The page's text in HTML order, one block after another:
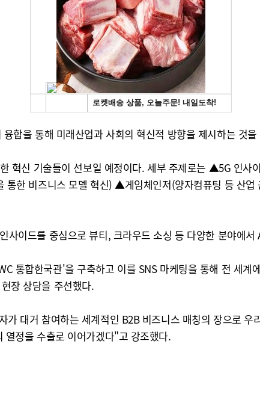
합을 통해 미래산업과 사회의 혁신적 방향을 제시하는 것
혁신 기술들이 선보일 예정이다. 세부 주제로는 ▲5G 인
한 비즈니스 모델 혁신) ▲게임체인저(양자컴퓨팅 등 산
이드를 중심으로 뷰티, 크라우드 소싱 등 다양한 분야에
통합한국관'을 구축하고 이를 SNS 마케팅을 통해 전 세
장 상담을 주선했다.
대거 참여하는 세계적인 B2B 비즈니스 매칭의 장으로
정을 수출로 이어가겠다"고 강조했다.